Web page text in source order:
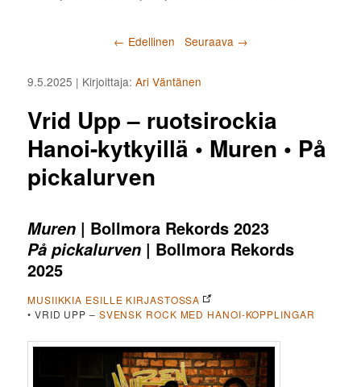
Artikkelien selaus
← Edellinen Seuraava →
Vrid Upp – ruotsirockia
Hanoi-kytkyillä • Muren • På
pickalurven
9.5.2025 | Kirjoittaja:Ari Väntänen
Muren | Bollmora Rekords 2023
På pickalurven | Bollmora Rekords
2025
MUSIIKKIA ESILLE KIRJASTOSSA
• VRID UPP – SVENSK ROCK MED HANOI-KOPPLINGAR